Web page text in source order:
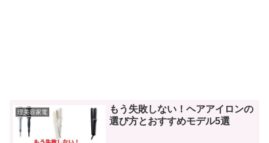
理美容家電
もう失敗しない！ヘアアイロンの
選び方とおすすめモデル5選